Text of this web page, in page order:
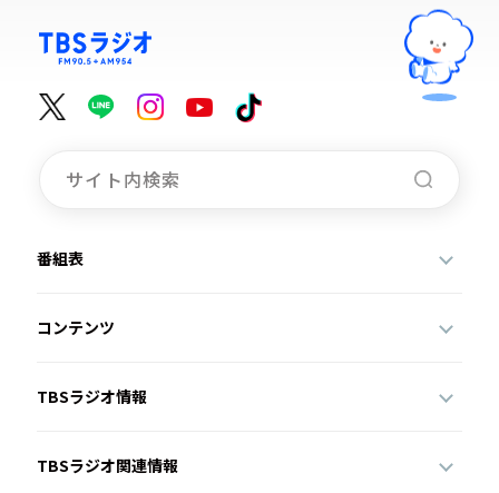
番組表
コンテンツ
TBSラジオ情報
TBSラジオ関連情報